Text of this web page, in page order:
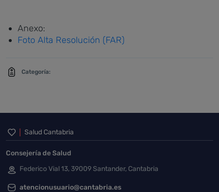
Anexo:
Foto Alta Resolución (FAR)
Categoría:
Inicio del pie de página
Salud Cantabria
Consejería de Salud
Federico Vial 13, 39009 Santander, Cantabria
atencionusuario@cantabria.es